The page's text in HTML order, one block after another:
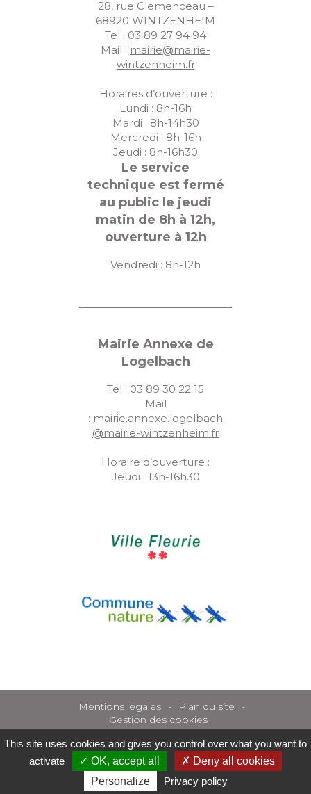
28, rue Clemenceau –
68920 WINTZENHEIM
Tel : 03 89 27 94 94
Mail : mairie@mairie-
wintzenheim.fr
Horaires d’ouverture :
Lundi : 8h-16h
Mardi : 8h-14h30
Mercredi : 8h-16h
Jeudi : 8h-16h30
Le service
technique est fermé
au public le jeudi
matin de 8h à 12h,
ouverture à 12h
Vendredi : 8h-12h
Mairie Annexe de
Logelbach
Tel : 03 89 30 22 15
Mail
: mairie.annexe.logelbach
@mairie-wintzenheim.fr
Horaire d’ouverture :
Jeudi : 13h-16h30
Mentions légales
Plan du site
Gestion des cookies
This site uses cookies and gives you control over what you want to
activate
OK, accept all
Deny all cookies
Personalize
Privacy policy